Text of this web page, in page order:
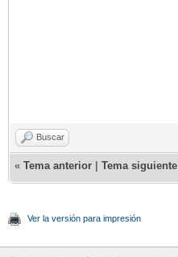
Buscar
« Tema anterior Tema siguiente
Ver la versión para impresión